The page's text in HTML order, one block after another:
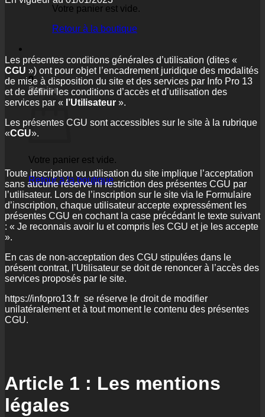
Votre panier est vide.
Retour à la boutique
0
Panier
Votre panier est vide.
Retour à la boutique
Les présentes conditions générales d’utilisation (dites «
CGU ») ont pour objet l’encadrement juridique des modalités
de mise à disposition du site et des services par Info Pro 13
et de définir les conditions d’accès et d’utilisation des
services par « l’Utilisateur ».
Les présentes CGU sont accessibles sur le site à la rubrique
«CGU».
Toute inscription ou utilisation du site implique l’acceptation
sans aucune réserve ni restriction des présentes CGU par
l’utilisateur. Lors de l’inscription sur le site via le Formulaire
d’inscription, chaque utilisateur accepte expressément les
présentes CGU en cochant la case précédant le texte suivant
: « Je reconnais avoir lu et compris les CGU et je les accepte
».
En cas de non-acceptation des CGU stipulées dans le
présent contrat, l’Utilisateur se doit de renoncer à l’accès des
services proposés par le site.
https://infopro13.fr se réserve le droit de modifier
unilatéralement et à tout moment le contenu des présentes
CGU.
Article 1 : Les mentions
légales